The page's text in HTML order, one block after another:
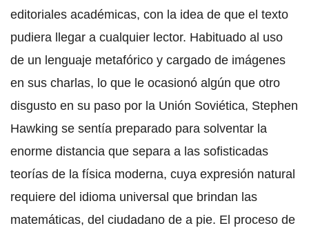
editoriales académicas, con la idea de que el texto
pudiera llegar a cualquier lector. Habituado al uso
de un lenguaje metafórico y cargado de imágenes
en sus charlas, lo que le ocasionó algún que otro
disgusto en su paso por la Unión Soviética, Stephen
Hawking se sentía preparado para solventar la
enorme distancia que separa a las sofisticadas
teorías de la física moderna, cuya expresión natural
requiere del idioma universal que brindan las
matemáticas, del ciudadano de a pie. El proceso de